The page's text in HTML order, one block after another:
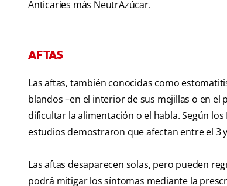
Anticaries más NeutrAzúcar.
AFTAS
Las aftas, también conocidas como
blandos –en el interior de sus mejillas o en el
dificultar la alimentación o el habla. Según los
estudios demostraron que afectan entre el 3
Las aftas desaparecen solas, pero pueden
podrá mitigar los síntomas mediante la